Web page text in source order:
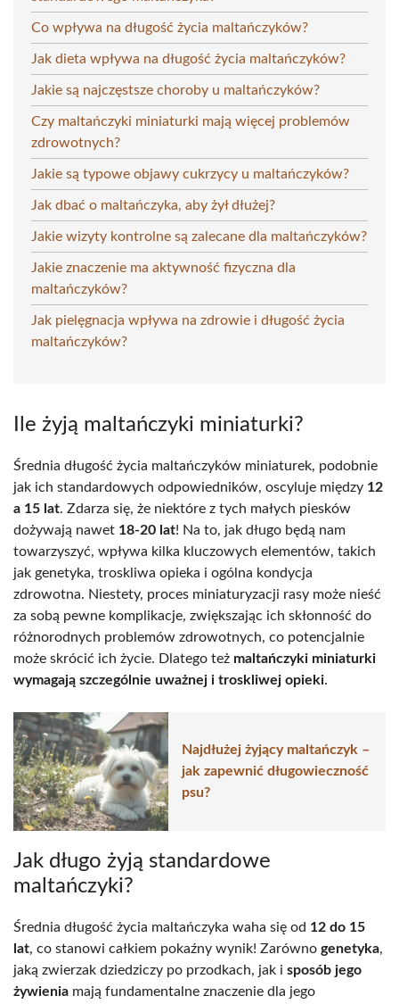
Co wpływa na długość życia maltańczyków?
Jak dieta wpływa na długość życia maltańczyków?
Jakie są najczęstsze choroby u maltańczyków?
Czy maltańczyki miniaturki mają więcej problemów
zdrowotnych?
Jakie są typowe objawy cukrzycy u maltańczyków?
Jak dbać o maltańczyka, aby żył dłużej?
Jakie wizyty kontrolne są zalecane dla maltańczyków?
Jakie znaczenie ma aktywność fizyczna dla
maltańczyków?
Jak pielęgnacja wpływa na zdrowie i długość życia
maltańczyków?
Ile żyją maltańczyki miniaturki?
Średnia długość życia maltańczyków miniaturek, podobnie
jak ich standardowych odpowiedników, oscyluje między 12
a 15 lat. Zdarza się, że niektóre z tych małych piesków
dożywają nawet 18-20 lat! Na to, jak długo będą nam
towarzyszyć, wpływa kilka kluczowych elementów, takich
jak genetyka, troskliwa opieka i ogólna kondycja
zdrowotna. Niestety, proces miniaturyzacji rasy może nieść
za sobą pewne komplikacje, zwiększając ich skłonność do
różnorodnych problemów zdrowotnych, co potencjalnie
może skrócić ich życie. Dlatego też maltańczyki miniaturki
wymagają szczególnie uważnej i troskliwej opieki.
Najdłużej żyjący maltańczyk –
jak zapewnić długowieczność
psu?
Jak długo żyją standardowe
maltańczyki?
Średnia długość życia maltańczyka waha się od 12 do 15
lat, co stanowi całkiem pokaźny wynik! Zarówno genetyka,
jaką zwierzak dziedziczy po przodkach, jak i sposób jego
żywienia mają fundamentalne znaczenie dla jego